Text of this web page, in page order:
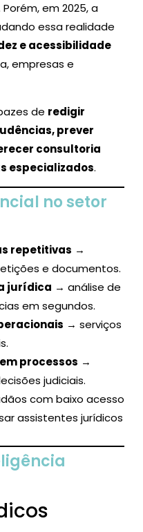
em 2025, a
essa realidade
e acessibilidade
empresas e
de redigir
prever
consultoria
especializados.
no setor
repetitivas →
e documentos.
jurídica → análise de
em segundos.
→ serviços
processos →
judiciais.
com baixo acesso
assistentes jurídicos